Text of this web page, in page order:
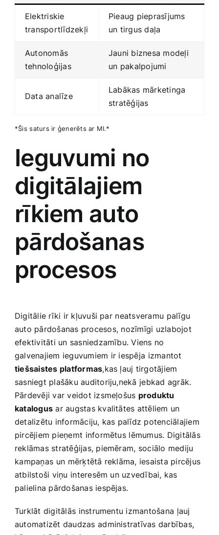
Elektriskie
transportlīdzekļi
Pieaug pieprasījums
‌un tirgus daļa
Autonomās⁤
tehnoloģijas
Jauni biznesa modeļi
un ⁣pakalpojumi
Data analīze
Labākas ‍mārketinga
stratēģijas
*Šis ⁣saturs‍ ir ģenerēts‌ ar MI.*
Ieguvumi no
digitālajiem
rīkiem auto
pārdošanas
procesos
Digitālie rīki ir kļuvuši par ⁢neatsveramu ⁣palīgu
‌auto pārdošanas procesos, ⁤nozīmīgi‍ uzlabojot
efektivitāti un sasniedzamību. ‌Viens​ no
galvenajiem‍ ieguvumiem ir ⁢iespēja⁤ izmantot
tiešsaistes platformas,kas ļauj ‌tirgotājiem ​
sasniegt plašāku auditoriju,nekā ⁤jebkad agrāk. ​
Pārdevēji var veidot izsmeļošus produktu
katalogus ar augstas kvalitātes attēliem un
detalizētu informāciju, kas palīdz potenciālajiem
pircējiem pieņemt⁣ informētus⁢ lēmumus. Digitālās
reklāmas stratēģijas, piemēram,⁢ sociālo mediju
⁣kampaņas⁢ un⁣ mērķtētā reklāma,‍ iesaista pircējus
atbilstoši viņu ⁤interesēm un uzvedībai, kas⁤
palielina pārdošanas iespējas.
Turklāt digitālās ⁣instrumentu izmantošana ⁢ļauj
automatizēt daudzas⁤ administratīvas darbības,‍